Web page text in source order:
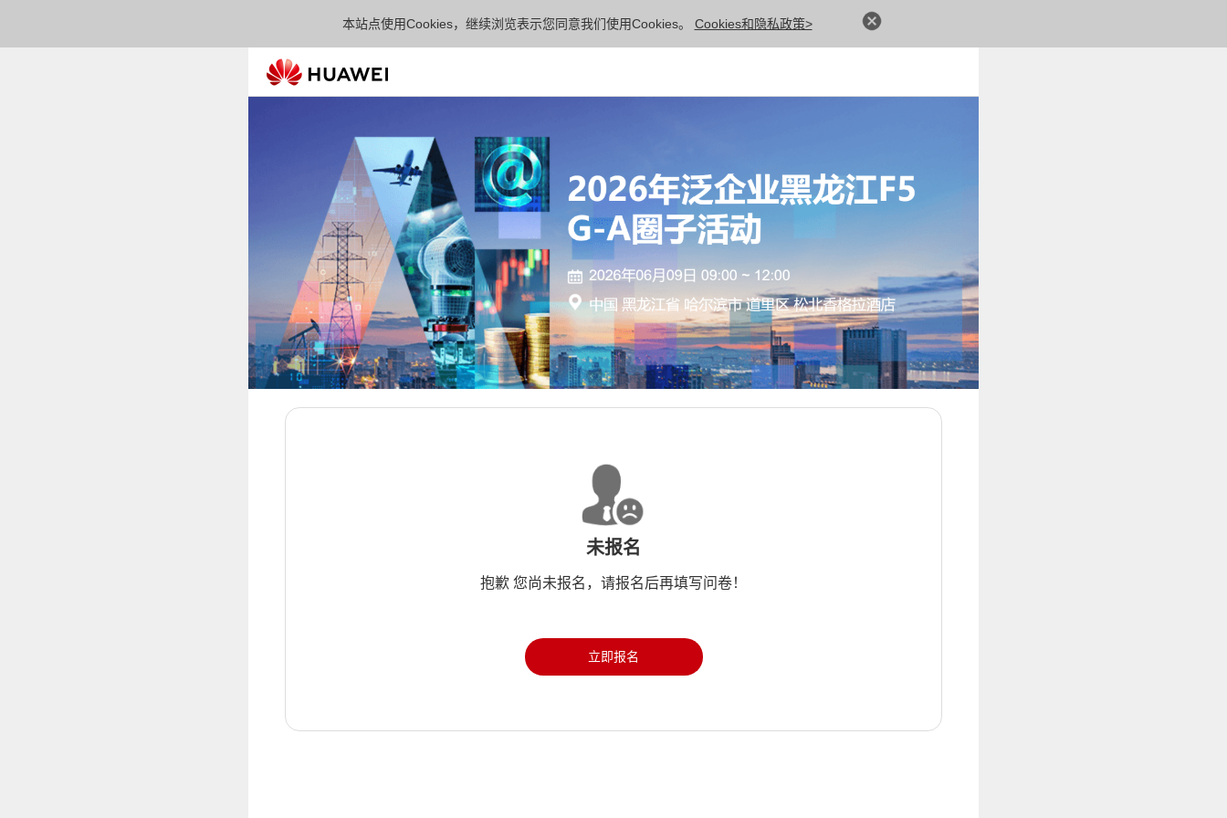
本站点使用Cookies，继续浏览表示您同意我们使用Cookies。 Cookies和隐私政策>
未报名
抱歉 您尚未报名，请报名后再填写问卷！
立即报名